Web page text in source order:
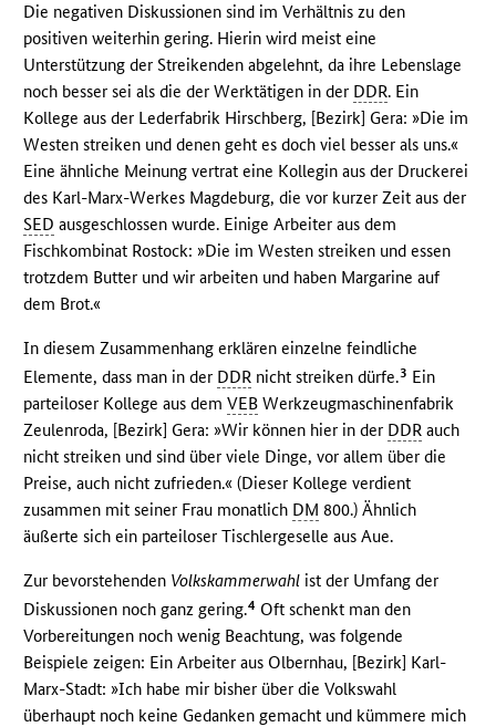
Die negativen Diskussionen sind im Verhältnis zu den
positiven weiterhin gering. Hierin wird meist eine
Unterstützung der Streikenden abgelehnt, da ihre Lebenslage
noch besser sei als die der Werktätigen in der DDR. Ein
Kollege aus der Lederfabrik Hirschberg, [Bezirk] Gera: »Die im
Westen streiken und denen geht es doch viel besser als uns.«
Eine ähnliche Meinung vertrat eine Kollegin aus der Druckerei
des Karl-Marx-Werkes Magdeburg, die vor kurzer Zeit aus der
SED ausgeschlossen wurde. Einige Arbeiter aus dem
Fischkombinat Rostock: »Die im Westen streiken und essen
trotzdem Butter und wir arbeiten und haben Margarine auf
dem Brot.«
In diesem Zusammenhang erklären einzelne feindliche
Elemente, dass man in der DDR nicht streiken dürfe.3 Ein
parteiloser Kollege aus demVEB Werkzeugmaschinenfabrik
Zeulenroda, [Bezirk] Gera: »Wir können hier in der DDR auch
nicht streiken und sind über viele Dinge, vor allem über die
Preise, auch nicht zufrieden.« (Dieser Kollege verdient
zusammen mit seiner Frau monatlich DM 800.) Ähnlich
äußerte sich ein parteiloser Tischlergeselle aus Aue.
Zur bevorstehenden Volkskammerwahl ist der Umfang der
Diskussionen noch ganz gering.4 Oft schenkt man den
Vorbereitungen noch wenig Beachtung, was folgende
Beispiele zeigen: Ein Arbeiter aus Olbernhau, [Bezirk] Karl-
Marx-Stadt: »Ich habe mir bisher über die Volkswahl
überhaupt noch keine Gedanken gemacht und kümmere mich